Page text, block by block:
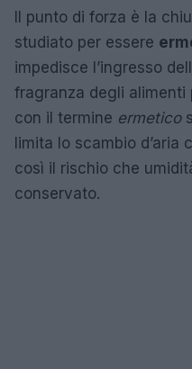
Il punto di forza è la
studiato per essere
impedisce l’ingresso
fragranza degli alimenti
con il termine ermetico
limita lo scambio d’aria
così il rischio che
conservato.